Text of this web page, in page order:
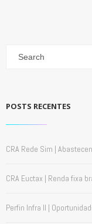
POSTS RECENTES
CRA Rede Sim |
CRA Euctax | Renda fixa
Perfin Infra II |